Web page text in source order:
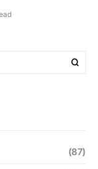
(87)